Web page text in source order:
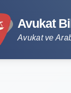
Avukat
Avukat ve